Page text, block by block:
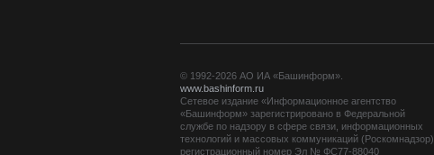
© 1992-2026 АО ИА «Башинформ».
www.bashinform.ru
Сетевое издание «Информационное агентство
«Башинформ» зарегистрировано в Федеральной
службе по надзору в сфере связи, информационных
технологий и массовых коммуникаций (Роскомнадзор),
регистрационный номер Эл № ФС77-88040